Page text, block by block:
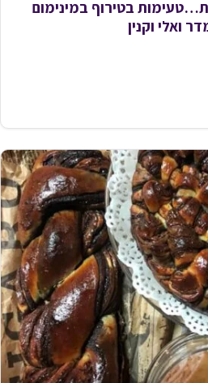
בטירוף במינימום
ואלי וקנין